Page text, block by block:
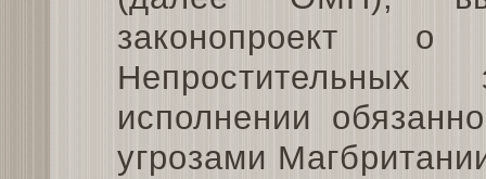
законопроект о
исполнении
угрозами